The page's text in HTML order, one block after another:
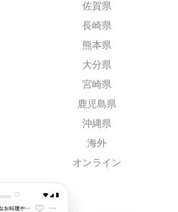
佐賀県
長崎県
熊本県
大分県
宮崎県
鹿児島県
沖縄県
海外
オンライン